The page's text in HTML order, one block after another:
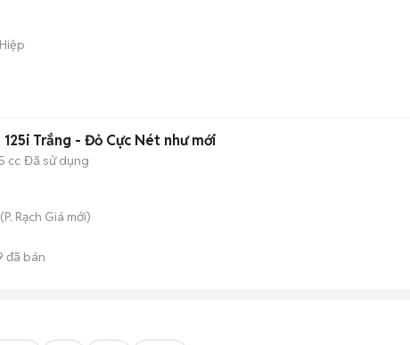
Trắng - Đỏ Cực Nét như mới
cc Đã sử dụng
(P. Rạch Giá mới)
đã bán